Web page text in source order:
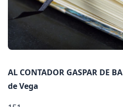
AL CONTADOR GASPAR DE
de Vega